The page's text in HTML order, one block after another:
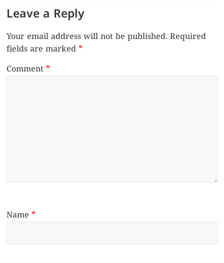
Leave a Reply
Your email address will not be published. Required
fields are marked*
Comment*
Name*